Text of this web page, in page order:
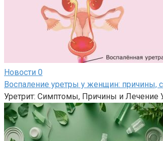
Новости 0
Воспаление уретры у женщин: причины,
Уретрит: Симптомы, Причины и Лечение